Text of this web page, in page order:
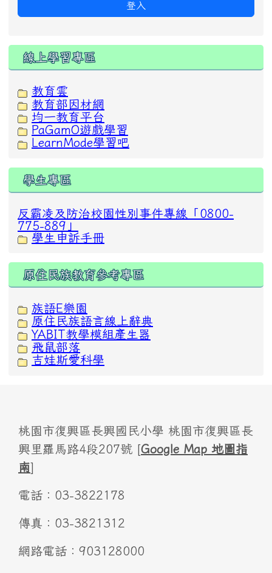
登入
線上學習專區
教育雲
教育部因材網
均一教育平台
PaGamO遊戲學習
LearnMode學習吧
學生專區
反霸凌及防治校園性別事件專線「0800-
775-889」
學生申訴手冊
原住民族教育參考專區
族語E樂園
原住民族語言線上辭典
YABIT教學模組產生器
飛鼠部落
吉娃斯愛科學
桃園市復興區長興國民小學 桃園市復興區長
興里羅馬路4段207號 [Google Map 地圖指
南]
電話：03-3822178
傳真：03-3821312
網路電話：903128000